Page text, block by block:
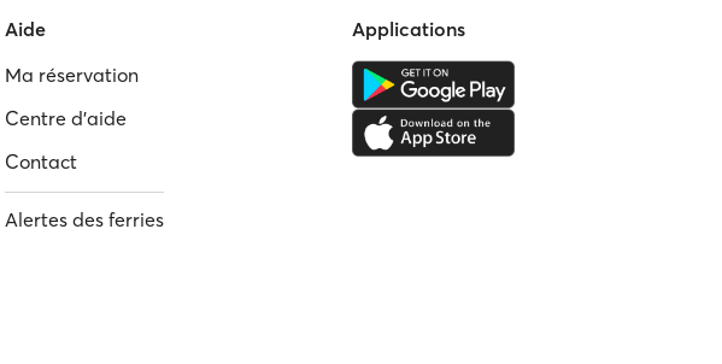
Aide
Ma réservation
Centre d'aide
Contact
Alertes des ferries
Applications